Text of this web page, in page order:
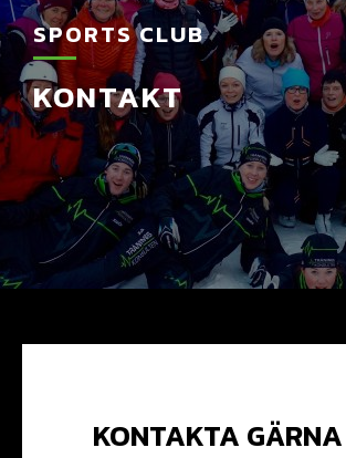
SPORTS CLUB
KONTAKT
KONTAKTA